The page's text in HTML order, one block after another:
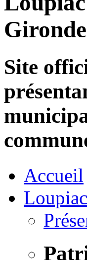
Gironde
Site
Accueil
Loupiac